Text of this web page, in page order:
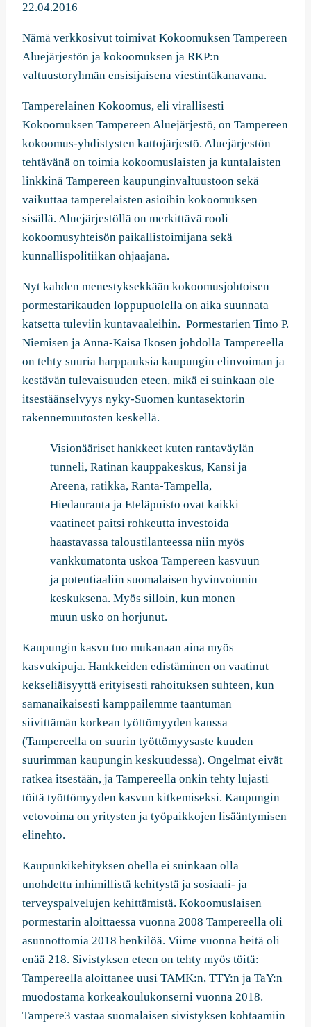
22.04.2016
Nämä verkkosivut toimivat Kokoomuksen Tampereen
Aluejärjestön ja kokoomuksen ja RKP:n
valtuustoryhmän ensisijaisena viestintäkanavana.
Tamperelainen Kokoomus, eli virallisesti
Kokoomuksen Tampereen Aluejärjestö, on Tampereen
kokoomus-yhdistysten kattojärjestö. Aluejärjestön
tehtävänä on toimia kokoomuslaisten ja kuntalaisten
linkkinä Tampereen kaupunginvaltuustoon sekä
vaikuttaa tamperelaisten asioihin kokoomuksen
sisällä. Aluejärjestöllä on merkittävä rooli
kokoomusyhteisön paikallistoimijana sekä
kunnallispolitiikan ohjaajana.
Nyt kahden menestyksekkään kokoomusjohtoisen
pormestarikauden loppupuolella on aika suunnata
katsetta tuleviin kuntavaaleihin. Pormestarien Timo P.
Niemisen ja Anna-Kaisa Ikosen johdolla Tampereella
on tehty suuria harppauksia kaupungin elinvoiman ja
kestävän tulevaisuuden eteen, mikä ei suinkaan ole
itsestäänselvyys nyky-Suomen kuntasektorin
rakennemuutosten keskellä.
Visionääriset hankkeet kuten rantaväylän
tunneli, Ratinan kauppakeskus, Kansi ja
Areena, ratikka, Ranta-Tampella,
Hiedanranta ja Eteläpuisto ovat kaikki
vaatineet paitsi rohkeutta investoida
haastavassa taloustilanteessa niin myös
vankkumatonta uskoa Tampereen kasvuun
ja potentiaaliin suomalaisen hyvinvoinnin
keskuksena. Myös silloin, kun monen
muun usko on horjunut.
Kaupungin kasvu tuo mukanaan aina myös
kasvukipuja. Hankkeiden edistäminen on vaatinut
kekseliäisyyttä erityisesti rahoituksen suhteen, kun
samanaikaisesti kamppailemme taantuman
siivittämän korkean työttömyyden kanssa
(Tampereella on suurin työttömyysaste kuuden
suurimman kaupungin keskuudessa). Ongelmat eivät
ratkea itsestään, ja Tampereella onkin tehty lujasti
töitä työttömyyden kasvun kitkemiseksi. Kaupungin
vetovoima on yritysten ja työpaikkojen lisääntymisen
elinehto.
Kaupunkikehityksen ohella ei suinkaan olla
unohdettu inhimillistä kehitystä ja sosiaali- ja
terveyspalvelujen kehittämistä. Kokoomuslaisen
pormestarin aloittaessa vuonna 2008 Tampereella oli
asunnottomia 2018 henkilöä. Viime vuonna heitä oli
enää 218. Sivistyksen eteen on tehty myös töitä:
Tampereella aloittanee uusi TAMK:n, TTY:n ja TaY:n
muodostama korkeakoulukonserni vuonna 2018.
Tampere3 vastaa suomalaisen sivistyksen kohtaamiin